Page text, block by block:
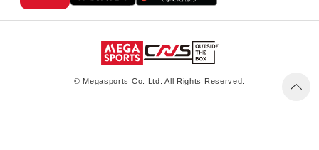
© Megasports Co. Ltd. All Rights Reserved.